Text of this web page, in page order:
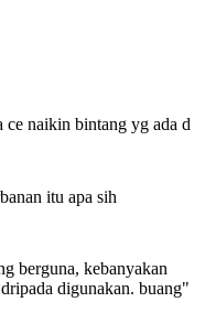
ce naikin bintang yg ada d
itu apa sih
berguna, kebanyakan
digunakan. buang"